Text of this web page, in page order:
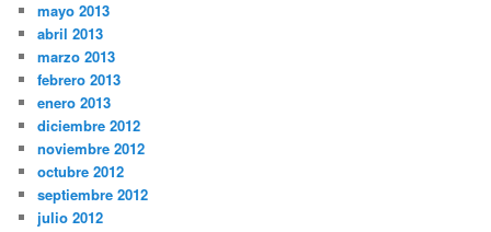
mayo 2013
abril 2013
marzo 2013
febrero 2013
enero 2013
diciembre 2012
noviembre 2012
octubre 2012
septiembre 2012
julio 2012